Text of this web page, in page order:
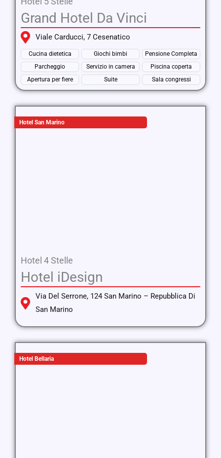
Grand Hotel Da Vinci
Viale Carducci, 7 Cesenatico
Cucina dietetica Giochi bimbi
Pensione Completa
Parcheggio
Servizio in camera
Piscina coperta
Apertura per fiere
Suite Sala congressi
Hotel San Marino
Hotel 4 Stelle
Hotel iDesign
Via Del Serrone, 124 San Marino – Repubblica Di
San Marino
Hotel Bellaria